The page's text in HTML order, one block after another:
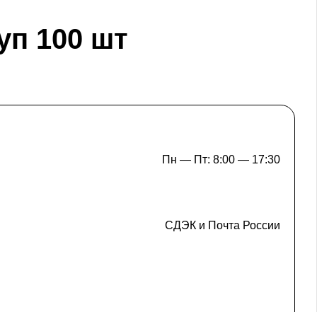
100 шт
Пн — Пт: 8:00 — 17:30
СДЭК и Почта России